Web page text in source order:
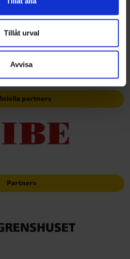
som vi samarbetar med.
informationen med annan
deras tjänster.
Tillåt urval
Avvisa
partners
Partners